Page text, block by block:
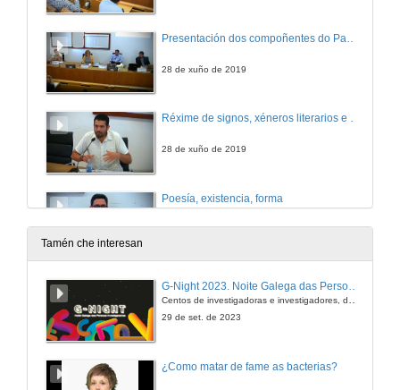
28 de xuño de 2019
Réxime de signos, xéneros literarios e poshegemonía
28 de xuño de 2019
Poesía, existencia, forma
28 de xuño de 2019
Tamén che interesan
G-Night 2023. Noite Galega das Persoas Investigadoras. Conciencias creativas
29 de set. de 2023
¿Como matar de fame as bacterias?